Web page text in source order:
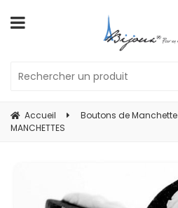
Accueil Boutons de Manchette
MANCHETTES